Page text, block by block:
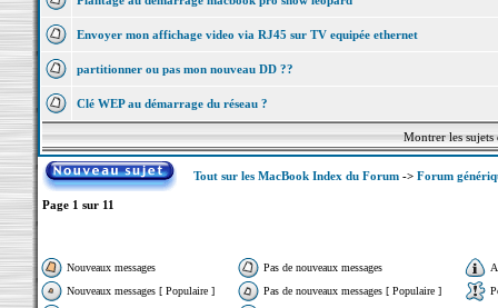
Envoyer mon affichage video via RJ45 sur TV equipée ethernet
partitionner ou pas mon nouveau DD ??
Clé WEP au démarrage du réseau ?
Montrer les
Tout sur les MacBook Index du Forum-> Forum
Page 1 sur 11
Nouveaux messages Pas de nouveaux messages
Nouveaux messages [ Populaire ]
Pas de nouveaux messages [ Populaire ]